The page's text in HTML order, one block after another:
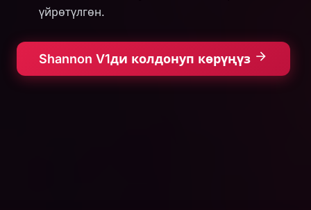
үйрөтүлгөн.
Shannon V1ди колдонуп көрүңүз